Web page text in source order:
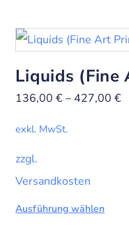
Liquids
136,00€– 427,00€
exkl. MwSt.
zzgl.
Versandkosten
Ausführung wählen